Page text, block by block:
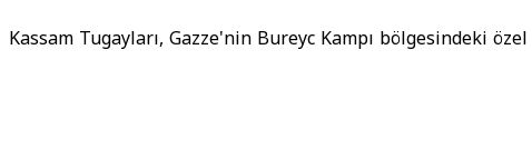
Kassam Tugayları, Gazze'nin Bureyc Kampı bölgesindeki